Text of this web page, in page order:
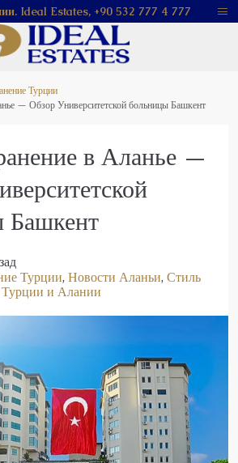
Ideal Estates, +90 532 777 4 777
Турции
— Обзор Университетской больницы Башкент
в Аланье —
Башкент
Турции, Новости Аланьи, Стиль
Турции и Алании